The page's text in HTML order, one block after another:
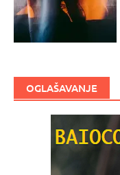
OGLAŠAVANJE